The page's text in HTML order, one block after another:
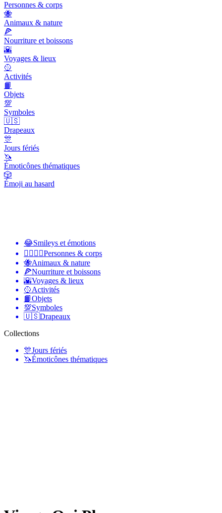
Personnes & corps
🐝
Animaux & nature
🍕
Nourriture et boissons
🌇
Voyages & lieux
🥎
Activités
📙
Objets
💯
Symboles
🇺🇸
Drapeaux
🎊
Jours fériés
🦄
Émoticônes thématiques
🎲
Émoji au hasard
😂Smileys et émotions
👩‍❤️‍💋‍👨Personnes & corps
🐝Animaux & nature
🍕Nourriture et boissons
🌇Voyages & lieux
🥎Activités
📙Objets
💯Symboles
🇺🇸Drapeaux
Collections
🎊Jours fériés
🦄Émoticônes thématiques